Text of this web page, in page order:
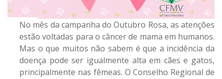
No mês da campanha do Outubro Rosa, as atenções
estão voltadas para o câncer de mama em humanos.
Mas o que muitos não sabem é que a incidência da
doença pode ser igualmente alta em cães e gatos,
principalmente nas fêmeas. O Conselho Regional de